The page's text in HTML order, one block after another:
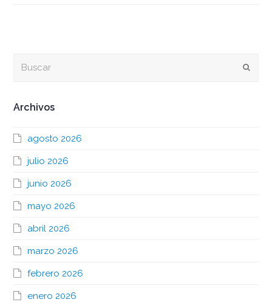
Archivos
agosto 2026
julio 2026
junio 2026
mayo 2026
abril 2026
marzo 2026
febrero 2026
enero 2026